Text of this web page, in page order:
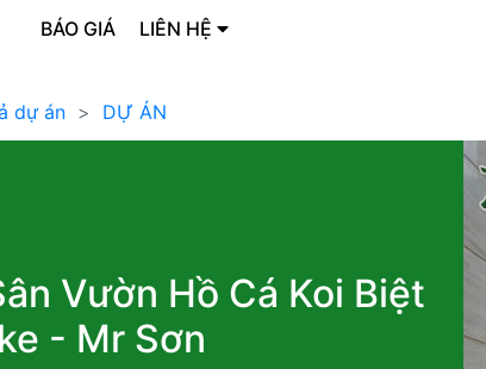
BÁO GIÁ LIÊN HỆ
dự án DỰ ÁN
Vườn Hồ Cá Koi Biệt
- Mr Sơn